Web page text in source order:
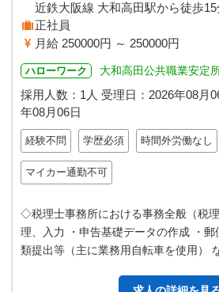
近鉄大阪線 大和高田駅から徒歩15
正社員
月給 250000円 ～ 250000円
ハローワーク 大和高田公共職業安定
採用人数：1人 受理日： 2026年08月
年08月06日
経験不問 学歴必須 時間外労働なし
マイカー通勤不可
◇税理士事務所における事務全般（税
理、入力 ・申告基礎データの作成 ・
類提出等（主に業務用自転車を使用）